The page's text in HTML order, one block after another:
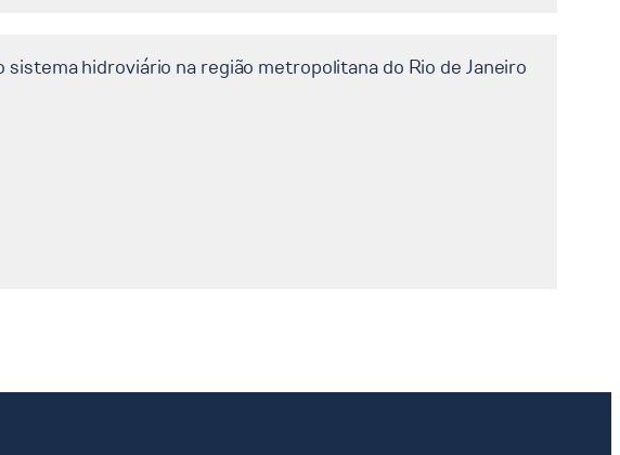
hidroviário na região metropolitana do Rio de Janeiro